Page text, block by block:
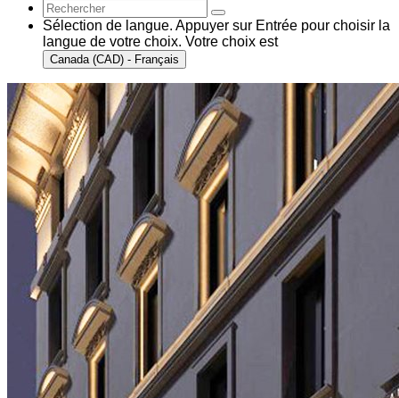
Sélection de langue. Appuyer sur Entrée pour choisir la
langue de votre choix. Votre choix est
Canada (CAD) - Français